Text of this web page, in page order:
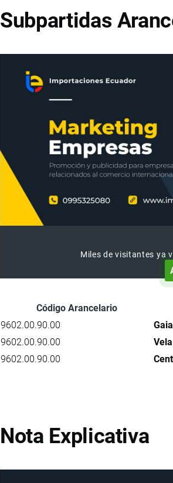
Subpartidas
Miles de visitantes ya
Código Arancelario
9602.00.90.00
9602.00.90.00
9602.00.90.00
Nota Explicativa